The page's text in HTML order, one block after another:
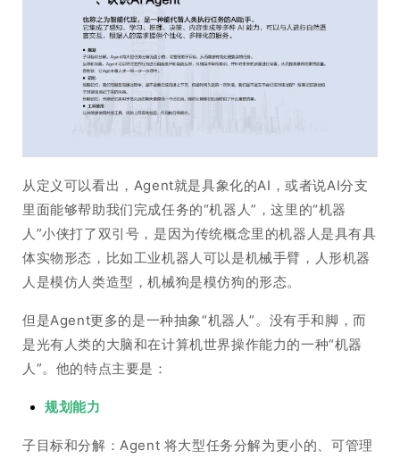
从定义可以看出，Agent就是具象化的AI，或者说AI分支
里面能够帮助我们完成任务的“机器人”，这里的“机器
人”小侠打了双引号，是因为传统概念里的机器人是具有具
体实物形态，比如工业机器人可以是机械手臂，人形机器
人是模仿人类造型，机械狗是模仿狗的形态。
但是Agent更多的是一种抽象“机器人”。没有手和脚，而
是光有人类的大脑和在计算机世界操作能力的一种“机器
人”。他的特点主要是：
规划能力
子目标和分解：Agent 将大型任务分解为更小的、可管理